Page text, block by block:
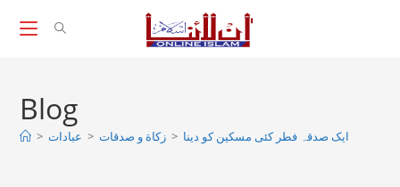
Blog
> عبادات > زکاة و صدقات > ایک صدقہ فطر کئی مسکین کو دینا